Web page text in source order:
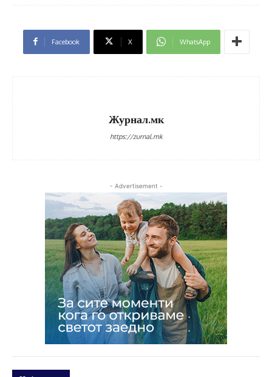
Facebook X WhatsApp
Журнал.мк
https://zurnal.mk
- Advertisement -